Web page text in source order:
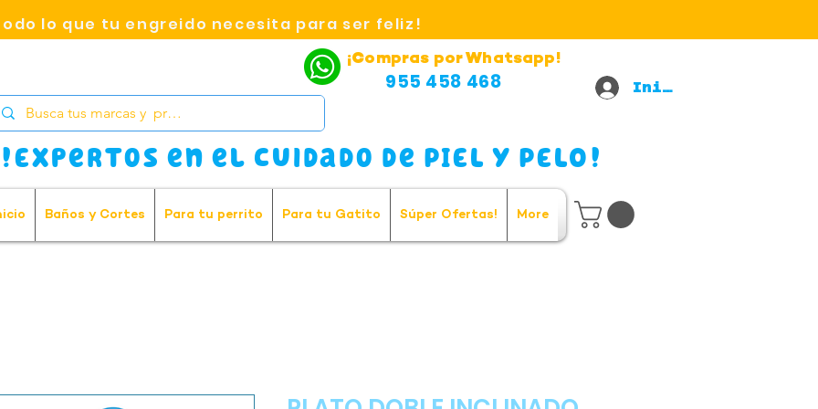
lo que tu engreido necesita para ser feliz!
¡Compras por Whatsapp!
955 458 468 Iniciar sesión
!Expertos en el cuidado de PIEL Y PELO!
Baños y Cortes Para tu perrito Para tu Gatito Súper Ofertas! More